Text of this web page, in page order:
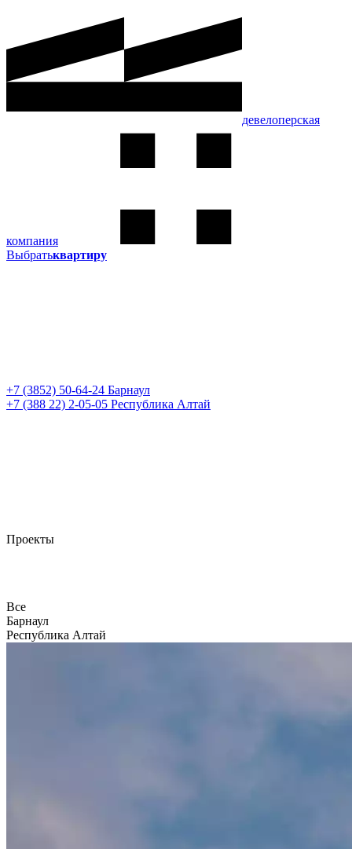
девелоперская
компания
Выбратьквартиру
+7 (3852) 50-64-24 Барнаул
+7 (388 22) 2-05-05 Республика Алтай
Проекты
Все
Барнаул
Республика Алтай